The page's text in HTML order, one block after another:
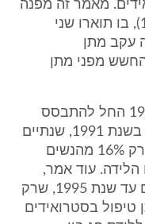
מאמר זה מפנה
למאמר של קרולי (Crowley) (נ/10), בו תוארו שני
עקב מתן
מפני מתן
ד"ר קווינט הסביר כי רק בשנת 1990 החל להתבסס
הטיפול בסטרואידים. למרות זאת, בשנת 1991, שנתיים
לאחר הולדתה של התובעת, עדיין רק 16% מהנשים
הלידה. עוד אמר,
שנתונים על שיעורים דומים קיימים עד שנת 1995, שרק
טיפול בסטרואידים